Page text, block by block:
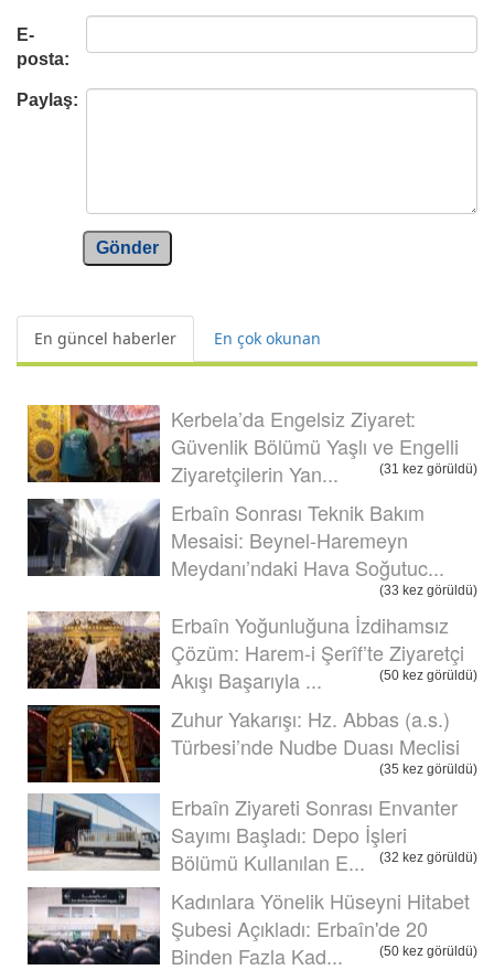
E-
posta:
Paylaş:
Gönder
En güncel haberler En çok okunan
Kerbela’da Engelsiz Ziyaret:
Güvenlik Bölümü Yaşlı ve Engelli
Ziyaretçilerin Yan...
(31 kez görüldü)
Erbaîn Sonrası Teknik Bakım
Mesaisi: Beynel-Haremeyn
Meydanı’ndaki Hava Soğutuc...
(33 kez görüldü)
Erbaîn Yoğunluğuna İzdihamsız
Çözüm: Harem-i Şerîf’te Ziyaretçi
Akışı Başarıyla ...
(50 kez görüldü)
Zuhur Yakarışı: Hz. Abbas (a.s.)
Türbesi’nde Nudbe Duası Meclisi
(35 kez görüldü)
Erbaîn Ziyareti Sonrası Envanter
Sayımı Başladı: Depo İşleri
Bölümü Kullanılan E...
(32 kez görüldü)
Kadınlara Yönelik Hüseyni Hitabet
Şubesi Açıkladı: Erbaîn'de 20
Binden Fazla Kad...
(50 kez görüldü)